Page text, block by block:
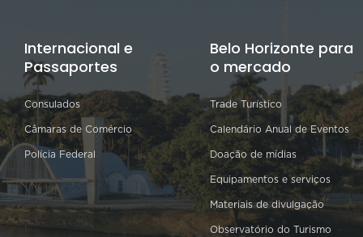
Internacional e
Passaportes
Consulados
Câmaras de Comércio
Polícia Federal
Belo Horizonte para
o mercado
Trade Turístico
Calendário Anual de Eventos
Doação de mídias
Equipamentos e serviços
Materiais de divulgação
Observatório do Turismo